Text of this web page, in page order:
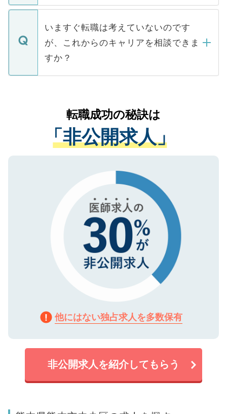
関を公にしてしまうと、応募が殺到する場
に、医療機関が求める条件に合った人材の
みを人材紹介会社に依頼するケースが増え
ています。
定を承諾する必要はありません。内定先へ
の辞退の連絡はキャリアパートナーが行い
個人情報が漏えいすることはありませんの
で、ご安心ください。当サイトからの登録
などで収集したご登録者様の個人情報は、
ご本人のキャリアアップおよび転職活動の
支援を目的に使用いたします。お預かりし
ているすべての個人データはご本人の許可
は、個人情報の取り扱いについての厳密な
管理基準を満たした事業者のみに付与され
る、プライバシーマークを取得済みです。
で、機密保持に関してもご安心ください。
いますぐ転職は考えていないのです
が、これからのキャリアを相談できま
すか？
かがいして、現在の医療機関の状況や紹介
経験をまじえながら、適切なアドバイスを
させていただきます。すぐにご転職をされ
ない方には、長期的なサポートが可能です
ので、まずはご登録ください。
転職成功の秘訣は
「非公開求人」
他にはない独占求人を多数保有
非公開求人を紹介してもらう